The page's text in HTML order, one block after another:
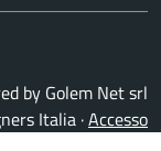
by Golem Net srl
Italia ·Accesso